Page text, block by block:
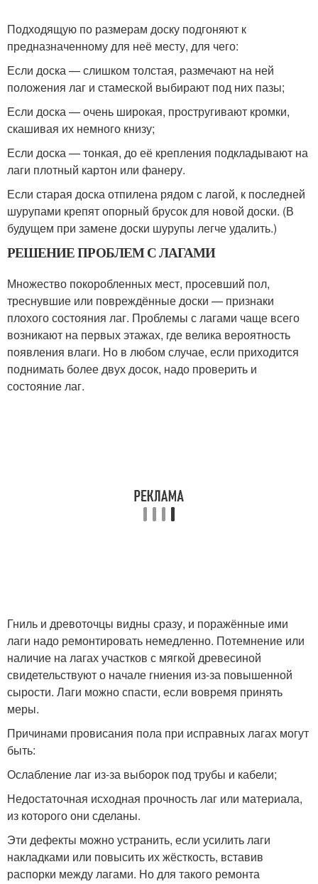
Подходящую по размерам доску подгоняют к
предназначенному для неё месту, для чего:
Если доска — слишком толстая, размечают на ней
положения лаг и стамеской выбирают под них пазы;
Если доска — очень широкая, простругивают кромки,
скашивая их немного книзу;
Если доска — тонкая, до её крепления подкладывают на
лаги плотный картон или фанеру.
Если старая доска отпилена рядом с лагой, к последней
шурупами крепят опорный брусок для новой доски. (В
будущем при замене доски шурупы легче удалить.)
РЕШЕНИЕ ПРОБЛЕМ С ЛАГАМИ
Множество покоробленных мест, просевший пол,
треснувшие или повреждённые доски — признаки
плохого состояния лаг. Проблемы с лагами чаще всего
возникают на первых этажах, где велика вероятность
появления влаги. Но в любом случае, если приходится
поднимать более двух досок, надо проверить и
состояние лаг.
Гниль и древоточцы видны сразу, и поражённые ими
лаги надо ремонтировать немедленно. Потемнение или
наличие на лагах участков с мягкой древесиной
свидетельствуют о начале гниения из-за повышенной
сырости. Лаги можно спасти, если вовремя принять
меры.
Причинами провисания пола при исправных лагах могут
быть:
Ослабление лаг из-за выборок под трубы и кабели;
Недостаточная исходная прочность лаг или материала,
из которого они сделаны.
Эти дефекты можно устранить, если усилить лаги
накладками или повысить их жёсткость, вставив
распорки между лагами. Но для такого ремонта